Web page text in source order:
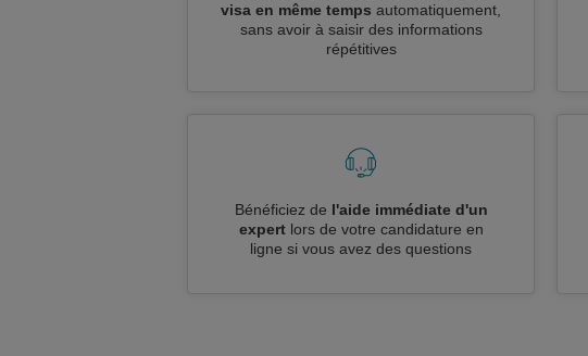
visa en même temps automatiquement,
sans avoir à saisir des informations
répétitives
Bénéficiez de l'aide immédiate d'un
expertlors de votre candidature en
ligne si vous avez des questions